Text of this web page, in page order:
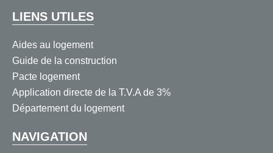
LIENS UTILES
Aides au logement
Guide de la construction
Pacte logement
Application directe de la T.V.A de 3%
Département du logement
NAVIGATION